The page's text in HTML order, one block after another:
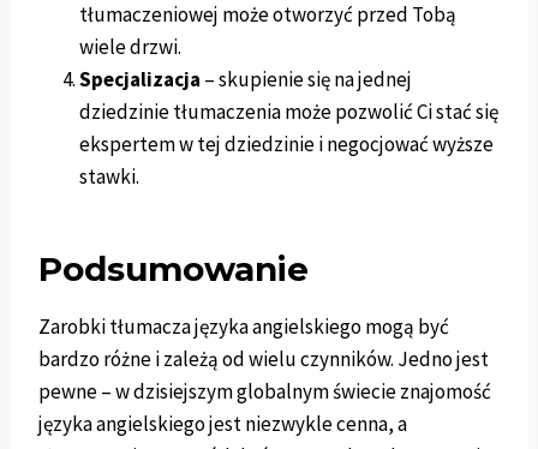
tłumaczeniowej może otworzyć przed Tobą
wiele drzwi.
Specjalizacja – skupienie się na jednej
dziedzinie tłumaczenia może pozwolić Ci stać się
ekspertem w tej dziedzinie i negocjować wyższe
stawki.
Podsumowanie
Zarobki tłumacza języka angielskiego mogą być
bardzo różne i zależą od wielu czynników. Jedno jest
pewne – w dzisiejszym globalnym świecie znajomość
języka angielskiego jest niezwykle cenna, a